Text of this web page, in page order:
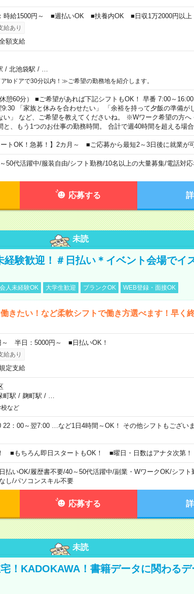
時給1500円～ ■週払いOK ■扶養内OK ■日収1万2000円以上
給あり
額支給
/ 北池袋駅 / …
toドアで30分以内！≫ご希望の勤務地を紹介します。
憩60分） ■ご希望があれば下記シフトもOK！ 早番 7:00～
「家族と休みを合わせたい」 「余裕を持って夕飯の準備が
い」 など、ご希望を教えてくださいね。 ※Wワーク希望の方へ
と、もう1つのお仕事の勤務時間。 合計で週40時間を超える場
ートOK！急募！】2カ月～ ■ご応募から最短2～3日後に就業が
50代活躍中/服装自由/シフト勤務/10名以上の大量募集/電話対
応募する
未読
経験歓迎！＃日払い＊イベント会場でイ
人未経験OK 大学生歓迎 ブランクOK WEB登録・面接OK
きたい！など柔軟シフトで働き方選べます！早く
～ 半日：5000円～ ■日払いOK！
給あり
定支給
町駅 / 麹町駅 / …
など
22：00～翌7:00 …など1日4時間～OK！ その他シフトもござい
■もちろん即日スタートもOK！ ■曜日・日数はアナタ次第！
払いOK/履歴書不要/40～50代活躍中/副業・WワークOK/シフト
し/パソコンスキル不要
応募する
未読
！KADOKAWA！書籍データに関わる